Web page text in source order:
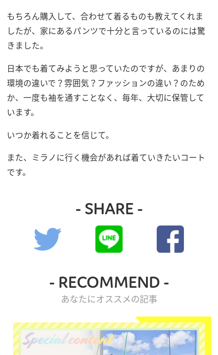
もちろん購入して、合わせて着るものも教えてくれま
したが、家にあるパンツで十分と言っているのには驚
きました。
日本でも着てみようと思っていたのですが、あまりの
環境の違いで？雰囲気？ファッションの違い？のため
か、一度も袖を通すことなく、毎年、大切に保管して
います。
いつか着れることを信じて。
また、ミラノに行く機会があれば着ていきたいコート
です。
- SHARE -
- RECOMMEND -
あなたにオススメの記事